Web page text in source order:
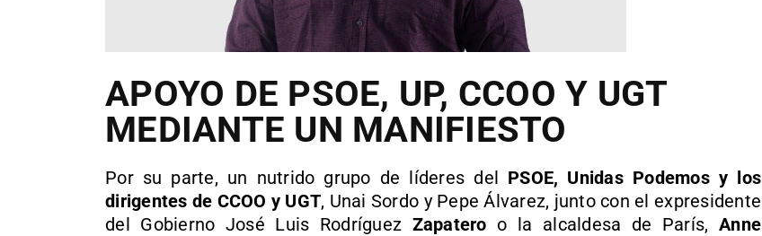
APOYO DE PSOE, UP, CCOO Y UGT
MEDIANTE UN MANIFIESTO
Por su parte, un nutrido grupo de líderes del PSOE, Unidas Podemos y los
dirigentes de CCOO y UGT, Unai Sordo y Pepe Álvarez, junto con el expresidente
del Gobierno José Luis Rodríguez Zapatero o la alcaldesa de París,Anne